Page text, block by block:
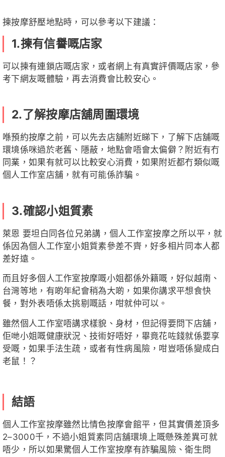
揀按摩舒壓地點時，可以參考以下建議：
1.揀有信譽嘅店家
可以揀有連鎖店嘅店家，或者網上有真實評價嘅店家，參
考下網友嘅體驗，再去消費會比較安心。
2.了解按摩店舖周圍環境
喺預約按摩之前，可以先去店舖附近睇下，了解下店舖嘅
環境係咪過於老舊、隱蔽，地點會唔會太偏僻？附近有冇
同業，如果有就可以比較安心消費，如果附近都冇類似嘅
個人工作室店舖，就有可能係詐騙。
3.確認小姐質素
萊恩 要坦白同各位兄弟講，個人工作室按摩之所以平，就
係因為個人工作室小姐質素參差不齊，好多相片同本人都
差好遠。
而且好多個人工作室按摩嘅小姐都係外籍嘅，好似越南、
台灣等地，有啲年紀會稍為大啲，如果你講求平想食快
餐，對外表唔係太挑剔嘅話，咁就仲可以。
雖然個人工作室唔講求樣貌、身材，但記得要問下店舖，
佢哋小姐嘅健康狀況、技術好唔好，畢竟花咗錢就係要享
受嘅，如果手法生疏，或者有性病風險，咁豈唔係變成白
老鼠！？
結語
個人工作室按摩雖然比情色按摩會館平，但其實價差頂多
2–3000千，不過小姐質素同店舖環境上嘅懸殊差異可就
唔少，所以如果驚個人工作室按摩有詐騙風險、衛生問